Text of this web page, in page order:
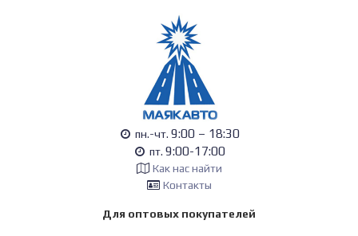
пн.-чт. 9:00 – 18:30
пт. 9:00-17:00
Как нас найти
Контакты
Для оптовых покупателей